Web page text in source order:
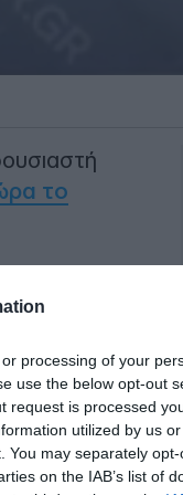
processing of your
use the below opt-out
request is processed
utilized by us
You may separately
on the IAB’s list of
το